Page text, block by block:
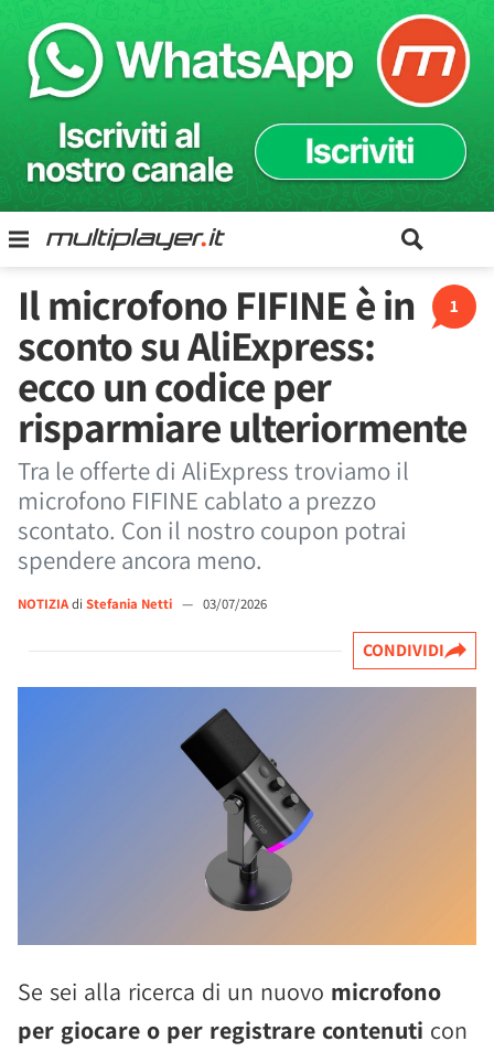
1
Il microfono FIFINE è in
sconto su AliExpress:
ecco un codice per
risparmiare ulteriormente
Tra le offerte di AliExpress troviamo il
microfono FIFINE cablato a prezzo
scontato. Con il nostro coupon potrai
spendere ancora meno.
NOTIZIAdi Stefania Netti — 03/07/2026
CONDIVIDI
Se sei alla ricerca di un nuovo microfono
per giocare o per registrare contenuti con